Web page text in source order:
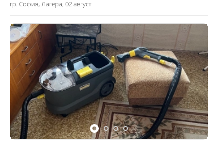
гр. София, Лагера, 02 август